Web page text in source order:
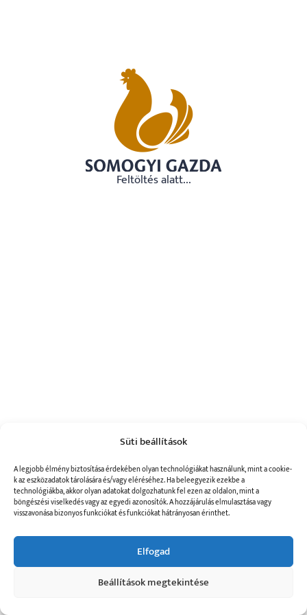
Süti beállítások
A legjobb élmény biztosítása érdekében olyan technológiákat használunk, mint a cookie-
k az eszközadatok tárolására és/vagy eléréséhez. Ha beleegyezik ezekbe a
technológiákba, akkor olyan adatokat dolgozhatunk fel ezen az oldalon, mint a
böngészési viselkedés vagy az egyedi azonosítók. A hozzájárulás elmulasztása vagy
visszavonása bizonyos funkciókat és funkciókat hátrányosan érinthet.
Elfogad
Beállítások megtekintése
Feltöltés alatt...